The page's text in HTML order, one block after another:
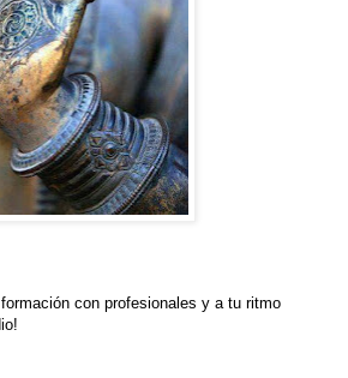
con profesionales y a tu ritmo